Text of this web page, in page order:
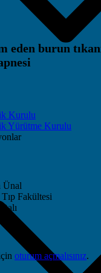
Kurulu
Yürütme Kurulu
eden burun
Ünal
Fakültesi
oturum açmalısınız.